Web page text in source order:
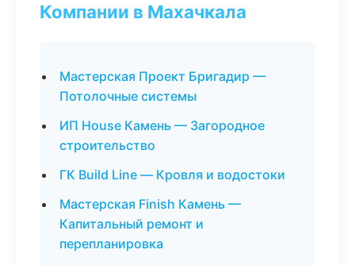
Компании в Махачкала
Мастерская Проект Бригадир —
Потолочные системы
ИП House Камень — Загородное
строительство
ГК Build Line — Кровля и водостоки
Мастерская Finish Камень —
Капитальный ремонт и
перепланировка